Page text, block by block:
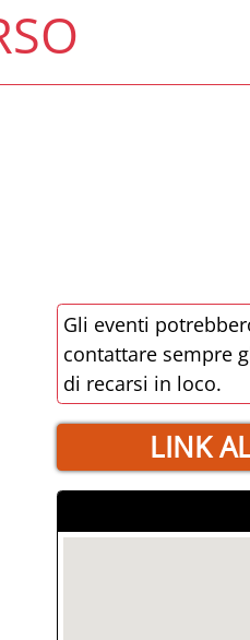
Gli eventi
contattare sempre
di recarsi in loco.
LINK